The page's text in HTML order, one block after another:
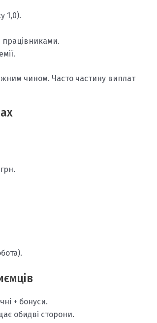
1,0).
працівниками.
чином. Часто частину виплат
+ бонуси.
обидві сторони.